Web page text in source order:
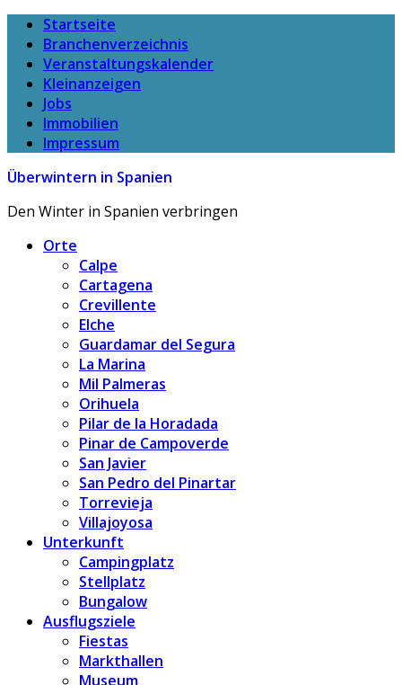
Startseite
Branchenverzeichnis
Veranstaltungskalender
Kleinanzeigen
Jobs
Immobilien
Impressum
Überwintern in Spanien
Den Winter in Spanien verbringen
Orte
Calpe
Cartagena
Crevillente
Elche
Guardamar del Segura
La Marina
Mil Palmeras
Orihuela
Pilar de la Horadada
Pinar de Campoverde
San Javier
San Pedro del Pinartar
Torrevieja
Villajoyosa
Unterkunft
Campingplatz
Stellplatz
Bungalow
Ausflugsziele
Fiestas
Markthallen
Museum